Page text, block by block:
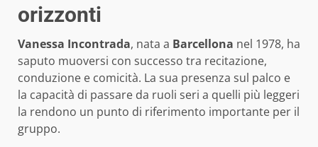
orizzonti
Vanessa Incontrada, nata a Barcellona nel 1978, ha
saputo muoversi con successo tra recitazione,
conduzione e comicità. La sua presenza sul palco e
la capacità di passare da ruoli seri a quelli più leggeri
la rendono un punto di riferimento importante per il
gruppo.